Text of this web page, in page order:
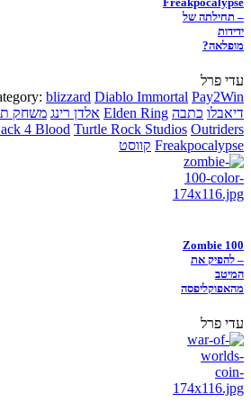
– תחילתה של
ידידות
מופלאה?
עדי פרל
blizzard Diablo Immortal Pay2Win
דיאבלו כתבה Elden Ring אלדן רינג משחק
4 Blood Turtle Rock Studios Outriders
Freakpocalypse קווסט
Zombie 100
– להפיק את
המיטב
מהאפוקליפסה
עדי פרל